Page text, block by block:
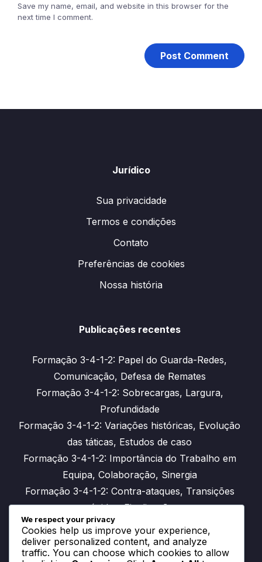
Save my name, email, and website in this browser for the
next time I comment.
Jurídico
Sua privacidade
Termos e condições
Contato
Preferências de cookies
Nossa história
Publicações recentes
Formação 3-4-1-2: Papel do Guarda-Redes,
Comunicação, Defesa de Remates
Formação 3-4-1-2: Sobrecargas, Largura,
Profundidade
Formação 3-4-1-2: Variações históricas, Evolução
das táticas, Estudos de caso
Formação 3-4-1-2: Importância do Trabalho em
Equipa, Colaboração, Sinergia
Formação 3-4-1-2: Contra-ataques, Transições
rápidas, Finalização
We respect your privacy
Cookies help us improve your experience,
deliver personalized content, and analyze
traffic. You can choose which cookies to allow